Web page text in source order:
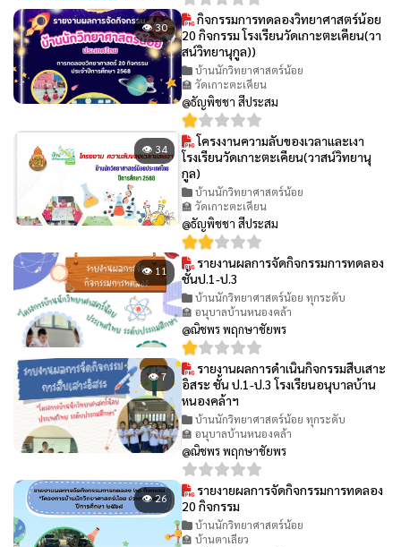
👁 30
กิจกรรมการทดลองวิทยาศาสตร์น้อย
20 กิจกรรม โรงเรียนวัดเกาะตะเคียน(วา
สน์วิทยานุกูล))
บ้านนักวิทยาศาสตร์น้อย
🏫 วัดเกาะตะเคียน
@ธัญพิชชา สีประสม
👁 34
โครงงานความลับของเวลาและเงา
โรงเรียนวัดเกาะตะเคียน(วาสน์วิทยานุ
กูล)
บ้านนักวิทยาศาสตร์น้อย
🏫 วัดเกาะตะเคียน
@ธัญพิชชา สีประสม
👁 11
รายงานผลการจัดกิจกรรมการทดลอง
ชั้นป.1-ป.3
บ้านนักวิทยาศาสตร์น้อย ทุกระดับ
🏫 อนุบาลบ้านหนองคล้า
@ณิชพร พฤกษาชัยพร
👁 7
รายงานผลการดำเนินกิจกรรมสืบเสาะ
อิสระ ชั้น ป.1-ป.3 โรงเรียนอนุบาลบ้าน
หนองคล้าฯ
บ้านนักวิทยาศาสตร์น้อย ทุกระดับ
🏫 อนุบาลบ้านหนองคล้า
@ณิชพร พฤกษาชัยพร
👁 26
รายงายผลการจัดกิจกรรมการทดลอง
20 กิจกรรม
บ้านนักวิทยาศาสตร์น้อย
🏫 บ้านตาเลียว